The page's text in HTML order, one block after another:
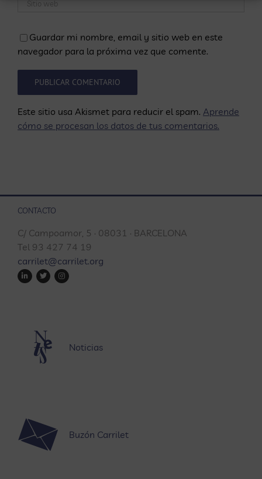
Guardar mi nombre, email y sitio web en este
navegador para la próxima vez que comente.
Este sitio usa Akismet para reducir el spam. Aprende
cómo se procesan los datos de tus comentarios.
CONTACTO
C/ Campoamor, 5 · 08031 · BARCELONA
Tel 93 427 74 19
carrilet@carrilet.org
Noticias
Buzón Carrilet